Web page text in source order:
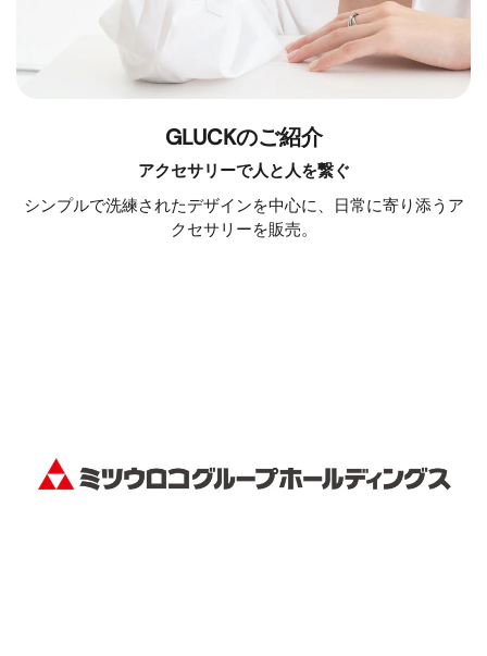
GLUCKのご紹介
アクセサリーで人と人を繋ぐ
シンプルで洗練されたデザインを中心に、日常に寄り添うア
クセサリーを販売。